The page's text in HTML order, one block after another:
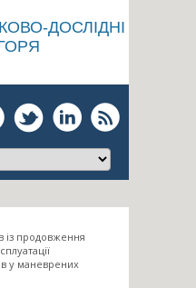
ДОСЛІДНІ
із продовження
у маневрених